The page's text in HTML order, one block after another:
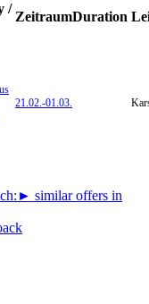
/
ZeitraumDuration
21.02.-01.03.
► similar offers in